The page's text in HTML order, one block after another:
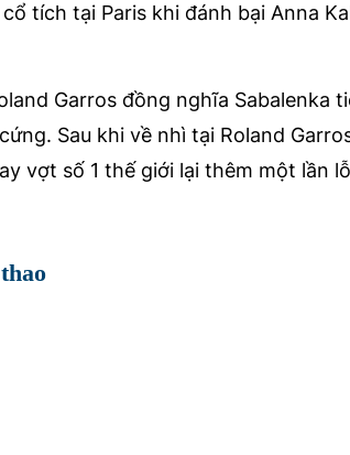
tích tại Paris khi đánh bại Anna
Garros đồng nghĩa Sabalenka
Sau khi về nhì tại Roland
vợt số 1 thế giới lại thêm một lần